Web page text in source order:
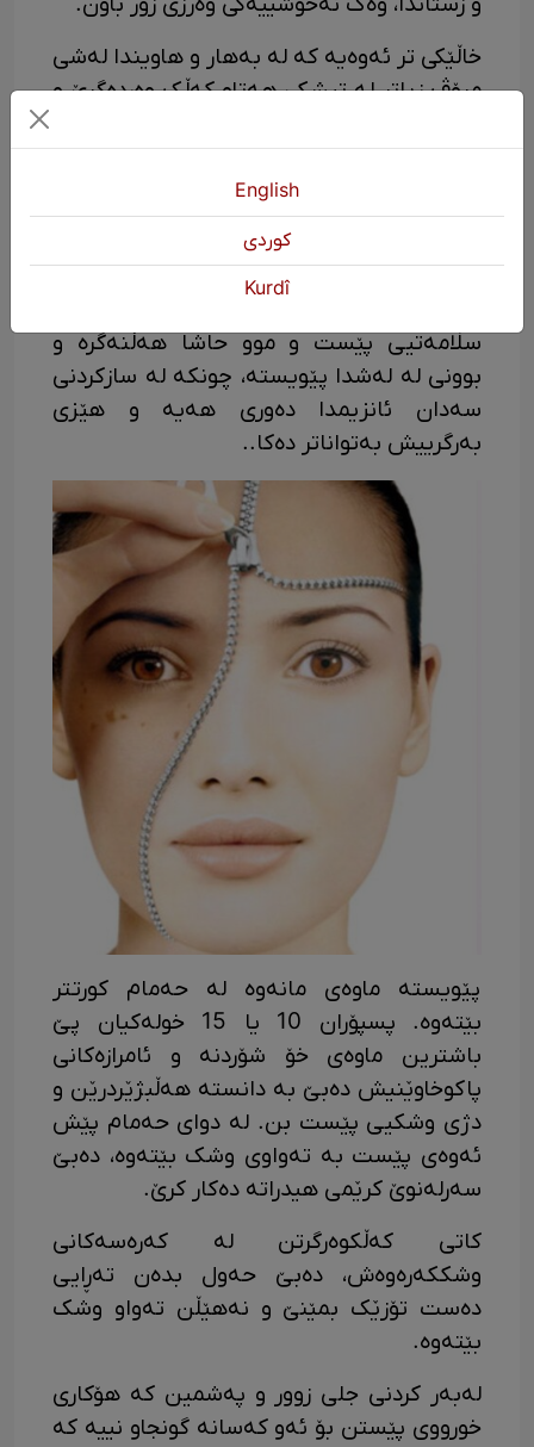
خاڵێکی تر ئەوەیە کە لە بەهار و هاویندا لەشی
مرۆڤ زیاتر لە تیشکی هەتاو کەڵک وەردەگرێ و
بەڵام بەپێچەوانە لە وەرزەکانی پاییز و زستاندا
بخورێ هەتا ئەو کەمایەسییە قەرەبوو کرێتەوە
و پێست لە گرفت بپارێزرێ.
سڵامەتیی پێست و موو حاشا هەڵنەگرە و
بوونی لە لەشدا پێویسته، چونکە لە سازکردنی
سەدان ئانزیمدا دەوری هەیە و هێزی
بەرگرییش بەتواناتر دەکا..
پێویستە ماوەی مانەوە لە حەمام کورتتر
بێتەوە. پسپۆران 10 یا 15 خولەکیان پێ
باشترین ماوەی خۆ شۆردنە و ئامرازەکانی
پاکوخاوێنیش دەبێ بە دانستە هەڵبژێردرێن و
دژی وشکیی پێست بن. له دوای حەمام پێش
ئەوەی پێست بە تەواوی وشک بێتەوە، دەبێ
سەرلەنوێ کرێمی هیدراتە دەکار کرێ.
کاتی کەڵکوەرگرتن لە کەرەسەکانی
وشککەرەوەش، دەبێ حەول بدەن تەڕایی
دەست تۆزێک بمێنێ و نەهێڵن تەواو وشک
بێتەوە.
لەبەر کردنی جلی زوور و پەشمین کە هۆکاری
خورووی پێستن بۆ ئەو کەسانە گونجاو نییە که
English
كوردی
Kurdî